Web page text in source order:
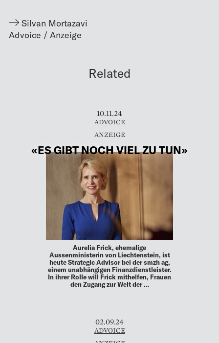
Silvan Mortazavi
Related
10.11.24
ADVOICE
«ES GIBT NOCH VIEL ZU TUN»
Aurelia Frick, ehemalige
Aussenministerin von Liechtenstein, ist
heute Strategic Advisor bei der smzh ag,
einem unabhängigen Finanzdienstleister.
In ihrer Rolle will Frick mithelfen, Frauen
den Zugang zur Welt der …
02.09.24
ADVOICE